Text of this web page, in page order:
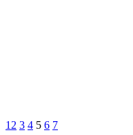
1 2 3 4 5 6 7